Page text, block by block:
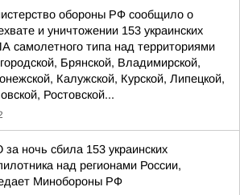
обороны РФ сообщило о
и уничтожении 153 украинских
самолетного типа над территориями
Брянской, Владимирской,
Калужской, Курской, Липецкой,
Ростовской...
ночь сбила 153 украинских
над регионами России,
Минобороны РФ